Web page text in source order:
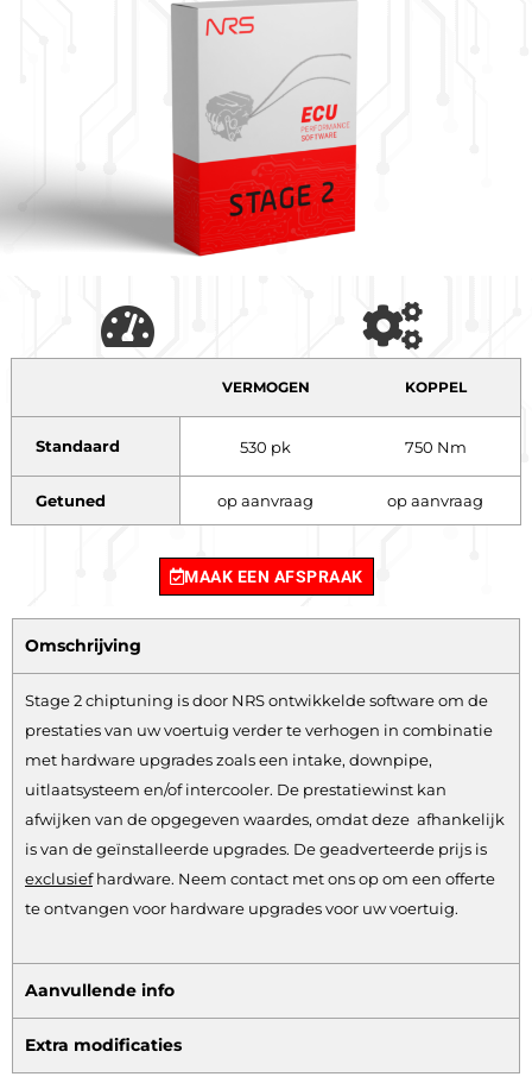
VERMOGEN KOPPEL
Standaard 530 pk 750 Nm
Getuned op aanvraag op aanvraag
MAAK EEN AFSPRAAK
Omschrijving
Stage 2 chiptuning is door NRS ontwikkelde software om de
prestaties van uw voertuig verder te verhogen in combinatie
met hardware upgrades zoals een intake, downpipe,
uitlaatsysteem en/of intercooler. De prestatiewinst kan
afwijken van de opgegeven waardes, omdat deze afhankelijk
is van de geïnstalleerde upgrades. De geadverteerde prijs is
exclusiefhardware. Neem contact met ons op om een offerte
te ontvangen voor hardware upgrades voor uw voertuig.
Aanvullende info
Extra modificaties